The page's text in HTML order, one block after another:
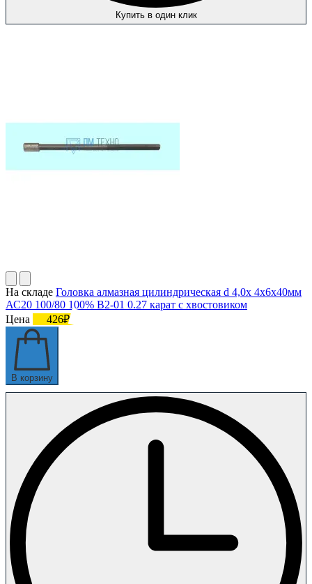
Купить в один клик
На складе Головка алмазная цилиндрическая d 4,0х 4х6х40мм
АС20 100/80 100% В2-01 0.27 карат с хвостовиком
Цена
426₽
В корзину